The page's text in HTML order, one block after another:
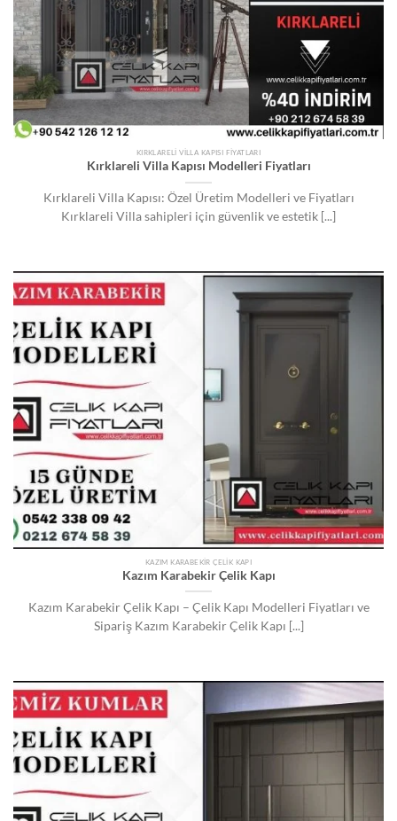
KIRKLARELI VILLA KAPISI FIYATLARI
Kırklareli Villa Kapısı Modelleri Fiyatları
Kırklareli Villa Kapısı: Özel Üretim Modelleri ve Fiyatları
Kırklareli Villa sahipleri için güvenlik ve estetik [...]
KAZIM KARABEKIR ÇELIK KAPI
Kazım Karabekir Çelik Kapı
Kazım Karabekir Çelik Kapı – Çelik Kapı Modelleri Fiyatları ve
Sipariş Kazım Karabekir Çelik Kapı [...]